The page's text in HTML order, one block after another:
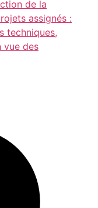
de la
assignés :
techniques,
vue des